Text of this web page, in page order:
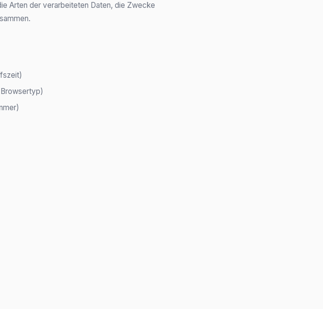
Arten der verarbeiteten Daten, die Zwecke